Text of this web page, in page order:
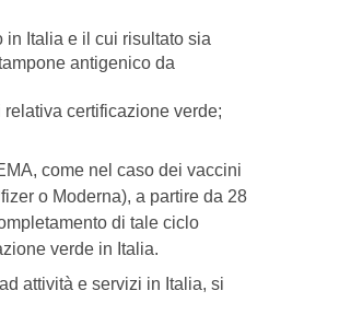
in Italia e il cui risultato sia
antigenico da
certificazione verde;
come nel caso dei vaccini
o Moderna), a partire da 28
di tale ciclo
verde in Italia.
attività e servizi in Italia, si